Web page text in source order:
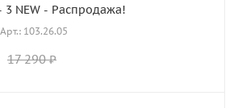
3 NEW - Распродажа!
Арт.: 103.26.05
17 290₽